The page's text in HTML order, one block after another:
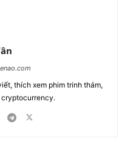
thích xem phim trinh thám,